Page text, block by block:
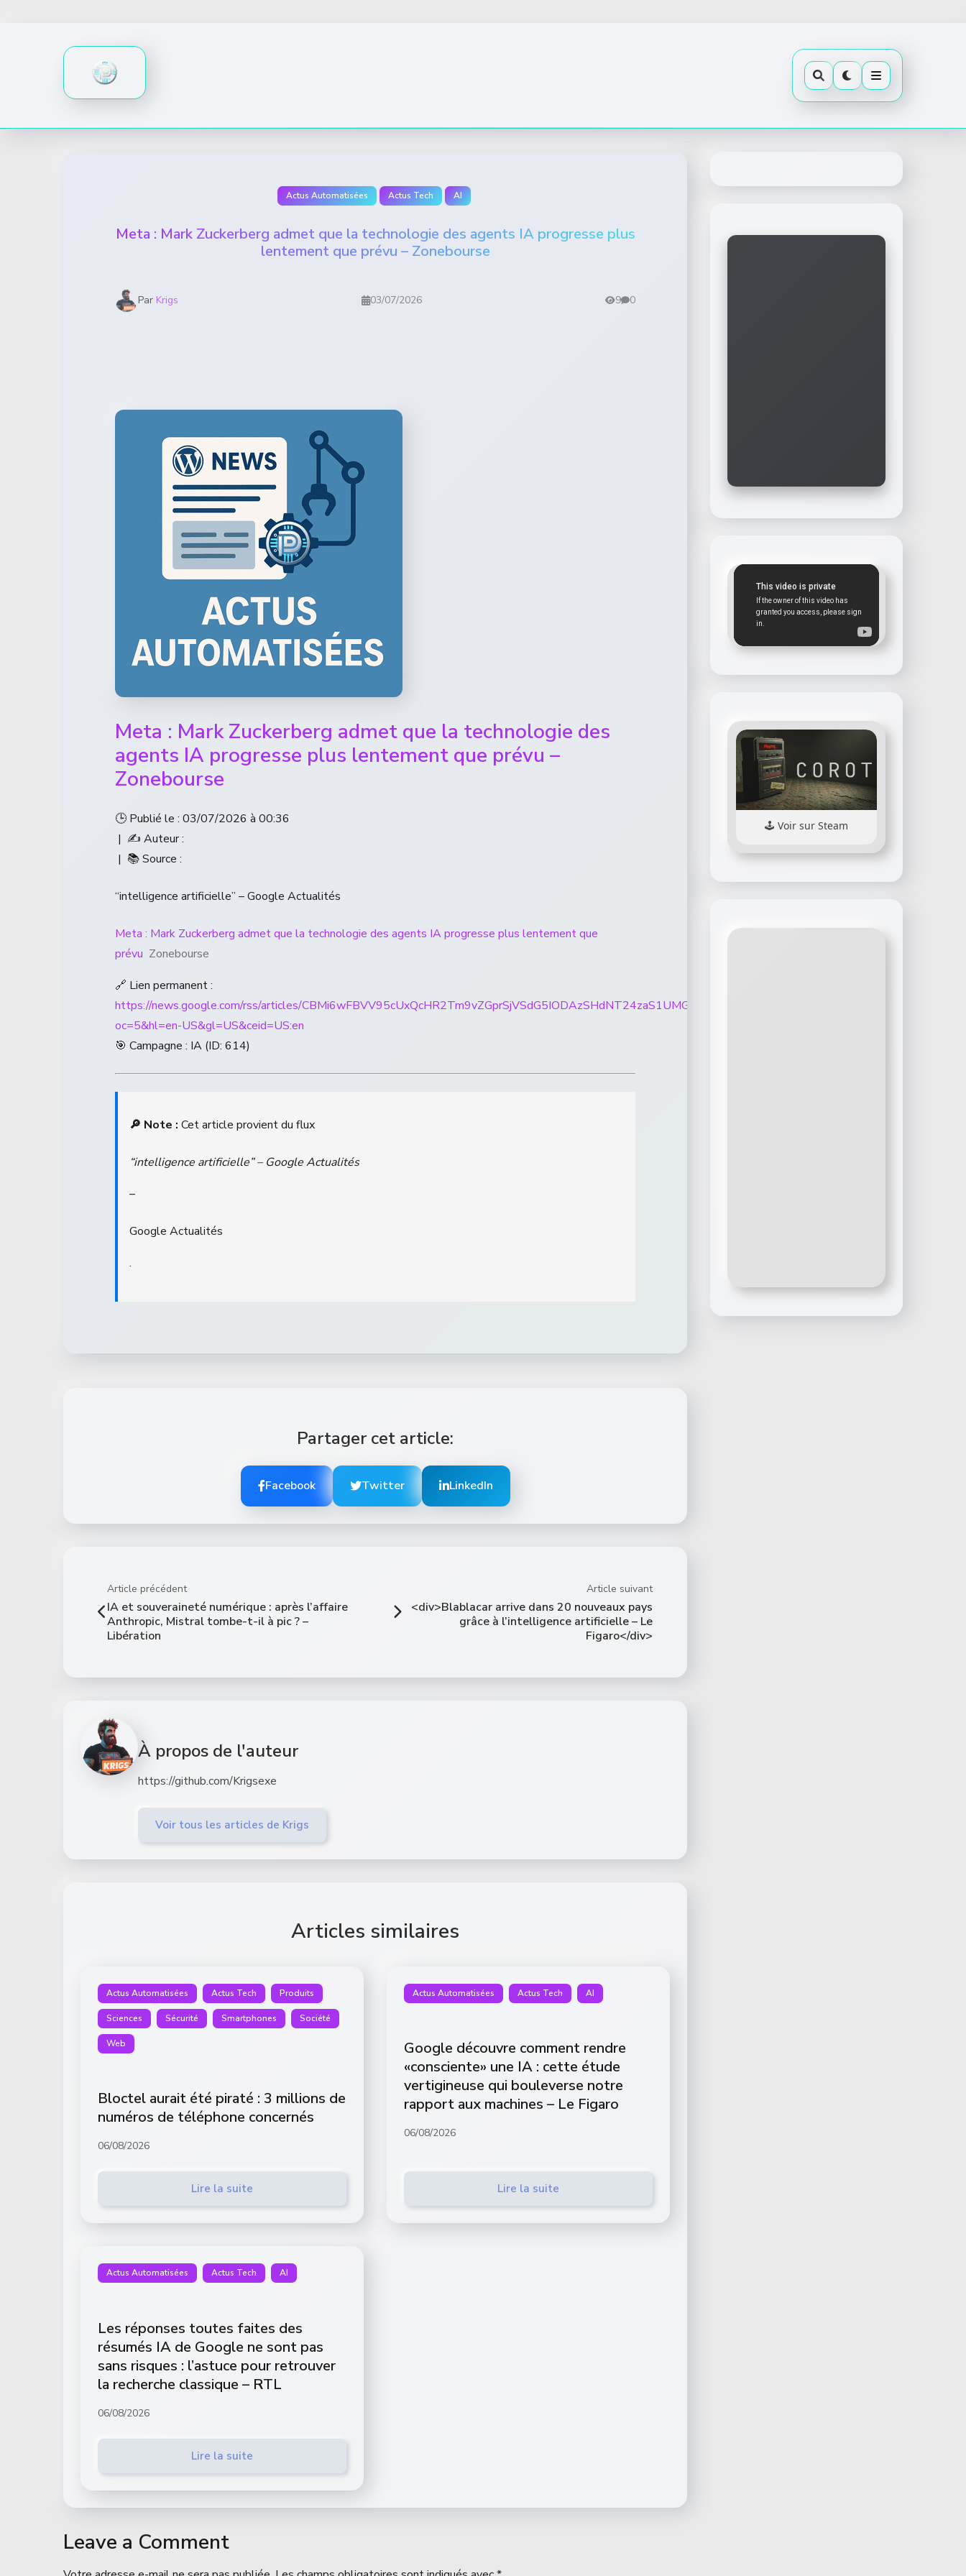
Actus Automatisées Actus Tech AI
Meta : Mark Zuckerberg admet que la technologie des agents IA progresse plus
lentement que prévu – Zonebourse
Par Krigs 03/07/2026 9 0
Meta : Mark Zuckerberg admet que la technologie des
agents IA progresse plus lentement que prévu –
Zonebourse
🕒 Publié le : 03/07/2026 à 00:36
| ✍️ Auteur :
| 📚 Source :
“intelligence artificielle” – Google Actualités
Meta : Mark Zuckerberg admet que la technologie des agents IA progresse plus lentement que
prévu Zonebourse
🔗 Lien permanent :
https://news.google.com/rss/articles/
oc=5&hl=en-US&gl=US&ceid=US:en
🎯 Campagne : IA (ID: 614)
🔎 Note : Cet article provient du flux
“intelligence artificielle” – Google Actualités
–
Google Actualités
.
Partager cet article:
Facebook Twitter LinkedIn
Article précédent
IA et souveraineté numérique : après l’affaire
Anthropic, Mistral tombe-t-il à pic ? –
Libération
Article suivant
<div>Blablacar arrive dans 20 nouveaux pays
grâce à l’intelligence artificielle – Le
Figaro</div>
À propos de l'auteur
https://github.com/Krigsexe
Voir tous les articles de Krigs
Articles similaires
Actus Automatisées Actus Tech Produits
Sciences Sécurité Smartphones Société
Web
Bloctel aurait été piraté : 3 millions de
numéros de téléphone concernés
06/08/2026
Lire la suite
Actus Automatisées Actus Tech AI
Google découvre comment rendre
«consciente» une IA : cette étude
vertigineuse qui bouleverse notre
rapport aux machines – Le Figaro
06/08/2026
Lire la suite
Actus Automatisées Actus Tech AI
Les réponses toutes faites des
résumés IA de Google ne sont pas
sans risques : l’astuce pour retrouver
la recherche classique – RTL
06/08/2026
Lire la suite
Leave a Comment
Voir sur Steam